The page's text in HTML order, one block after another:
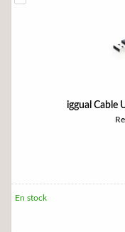
iggual Cable
En stock